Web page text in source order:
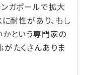
ガポールで拡大
耐性があり、もし
という専門家の
たくさんありま